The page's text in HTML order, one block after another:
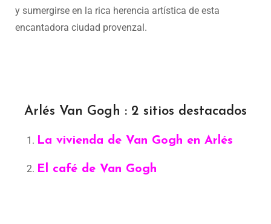
y sumergirse en la rica herencia artística de esta
encantadora ciudad provenzal.
Arlés Van Gogh : 2 sitios destacados
La vivienda de Van Gogh en Arlés
El café de Van Gogh